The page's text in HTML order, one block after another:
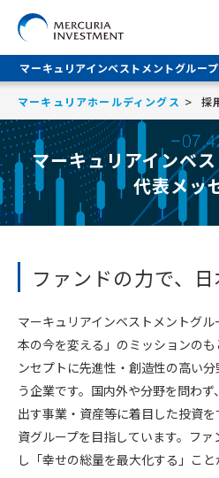
マーキュリアインベストメントグループ
マーキュリアホールディングス 採
マーキュリアインベ
代表メッ
ファンドの力で、
マーキュリアインベストメントグ
本の今を変える」のミッションの
ンセプトに先進性・創造性の高い
う企業です。国内外や分野を問わ
出す事業・資産等に着目した投資
資グループを目指しています。フ
し「幸せの総量を最大化する」こと